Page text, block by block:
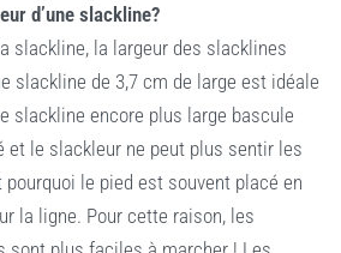
d’une slackline?
slackline, la largeur des slacklines
slackline de 3,7 cm de large est idéale
slackline encore plus large bascule
et le slackleur ne peut plus sentir les
pourquoi le pied est souvent placé en
la ligne. Pour cette raison, les